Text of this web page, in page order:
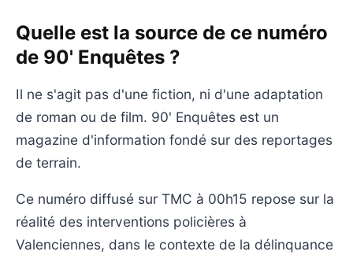
Quelle est la source de ce numéro
de 90' Enquêtes ?
Il ne s'agit pas d'une fiction, ni d'une adaptation
de roman ou de film. 90' Enquêtes est un
magazine d'information fondé sur des reportages
de terrain.
Ce numéro diffusé sur TMC à 00h15 repose sur la
réalité des interventions policières à
Valenciennes, dans le contexte de la délinquance